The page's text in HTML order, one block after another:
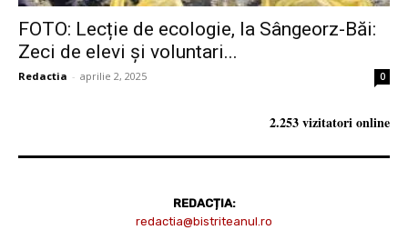
FOTO: Lecție de ecologie, la Sângeorz-Băi:
Zeci de elevi și voluntari...
Redactia - aprilie 2, 2025 0
2.253 vizitatori online
REDACȚIA:
redactia@bistriteanul.ro